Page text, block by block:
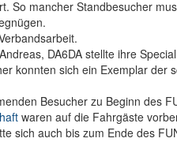
So mancher Standbesucher
DA6DA stellte ihre
konnten sich ein Exemplar der
Besucher zu Beginn des
waren auf die Fahrgäste
sich auch bis zum Ende des